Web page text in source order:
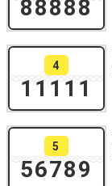
88888
4
11111
5
56789